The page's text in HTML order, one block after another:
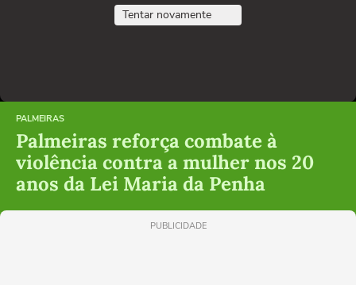
Tentar novamente
PALMEIRAS
Palmeiras reforça combate à
violência contra a mulher nos 20
anos da Lei Maria da Penha
PUBLICIDADE